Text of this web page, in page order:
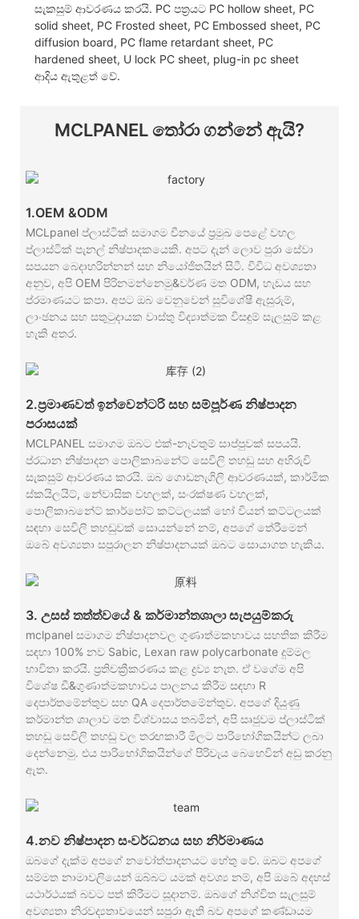
සැකසුම් ආවරණය කරයි. PC පත්‍රයට PC hollow sheet, PC
solid sheet, PC Frosted sheet, PC Embossed sheet, PC
diffusion board, PC flame retardant sheet, PC
hardened sheet, U lock PC sheet, plug-in pc sheet
ආදිය ඇතුළත් වේ.
MCLPANEL තෝරා ගන්නේ ඇයි?
1.OEM &ODM
MCLpanel ප්ලාස්ටික් සමාගම චීනයේ ප්‍රමුඛ පෙළේ වහල
ප්ලාස්ටික් පැනල් නිෂ්පාදකයෙකි. අපට දැන් ලොව පුරා සේවා
සපයන බෙදාහරින්නන් සහ නියෝජිතයින් සිටී. විවිධ අවශ්‍යතා
අනුව, අපි OEM පිරිනමන්නෙමු&වර්ණ මත ODM, හැඩය සහ
ප්රමාණයට කපා. අපට ඔබ වෙනුවෙන් සුවිශේෂී ඇසුරුම්,
ලාංඡනය සහ සතුටුදායක වාස්තු විද්‍යාත්මක විසඳුම් සැලසුම් කළ
හැකි අතර.
2.ප්‍රමාණවත් ඉන්වෙන්ටරි සහ සම්පූර්ණ නිෂ්පාදන
පරාසයක්
MCLPANEL සමාගම ඔබට එක්-නැවතුම් සාප්පුවක් සපයයි.
ප්රධාන නිෂ්පාදන පොලිකාබනේට් සෙවිලි තහඩු සහ අභිරුචි
සැකසුම් ආවරණය කරයි. ඔබ ගොඩනැගිලි ආවරණයක්, කාර්මික
ස්කයිලයිට්, නේවාසික වහලක්, සංරක්ෂණ වහලක්,
පොලිකාබනේට් කාර්පෝට් කට්ටලයක් හෝ වියන් කට්ටලයක්
සඳහා සෙවිලි තහඩුවක් සොයන්නේ නම්, අපගේ තේරීමෙන්
ඔබේ අවශ්‍යතා සපුරාලන නිෂ්පාදනයක් ඔබට සොයාගත හැකිය.
3. උසස් තත්ත්වයේ & කර්මාන්තශාලා සැපයුම්කරු
mclpanel සමාගම නිෂ්පාදනවල ගුණාත්මකභාවය සහතික කිරීම
සඳහා 100% නව Sabic, Lexan raw polycarbonate දුම්මල
භාවිතා කරයි. ප්‍රතිචක්‍රීකරණය කළ ද්‍රව්‍ය නැත. ඒ වගේම අපි
විශේෂ ඩී&ගුණාත්මකභාවය පාලනය කිරීම සඳහා R
දෙපාර්තමේන්තුව සහ QA දෙපාර්තමේන්තුව. අපගේ දියුණු
කර්මාන්ත ශාලාව මත විශ්වාසය තබමින්, අපි සෘජුවම ප්ලාස්ටික්
තහඩු සෙවිලි තහඩු වල තරඟකාරී මිලට පාරිභෝගිකයින්ට ලබා
දෙන්නෙමු. එය පාරිභෝගිකයින්ගේ පිරිවැය බෙහෙවින් අඩු කරනු
ඇත.
4.නව නිෂ්පාදන සංවර්ධනය සහ නිර්මාණය
ඔබගේ දැක්ම අපගේ නවෝත්පාදනයට හේතු වේ. ඔබට අපගේ
සම්මත නාමාවලියෙන් ඔබ්බට යමක් අවශ්‍ය නම්, අපි ඔබේ අදහස්
යථාර්ථයක් බවට පත් කිරීමට සූදානම්. ඔබගේ නිශ්චිත සැලසුම්
අවශ්‍යතා නිරවද්‍යතාවයෙන් සපුරා ඇති බව අපගේ කණ්ඩායම